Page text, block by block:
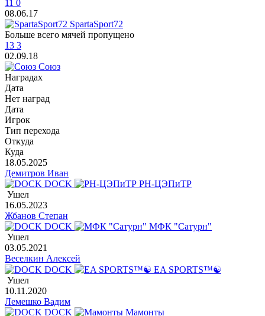
11 0
08.06.17
SpartaSport72
Больше всего мячей пропущено
13 3
02.09.18
Союз
Наградаx
Дата
Нет наград
Дата
Игрок
Тип перехода
Откуда
Куда
18.05.2025
Демитров Иван
DOCK
РН-ЦЭПиТР
Ушел
16.05.2023
Жбанов Степан
DOCK
МФК "Сатурн"
Ушел
03.05.2021
Веселкин Алексей
DOCK
EA SPORTS™☯
Ушел
10.11.2020
Лемешко Вадим
DOCK
Мамонты